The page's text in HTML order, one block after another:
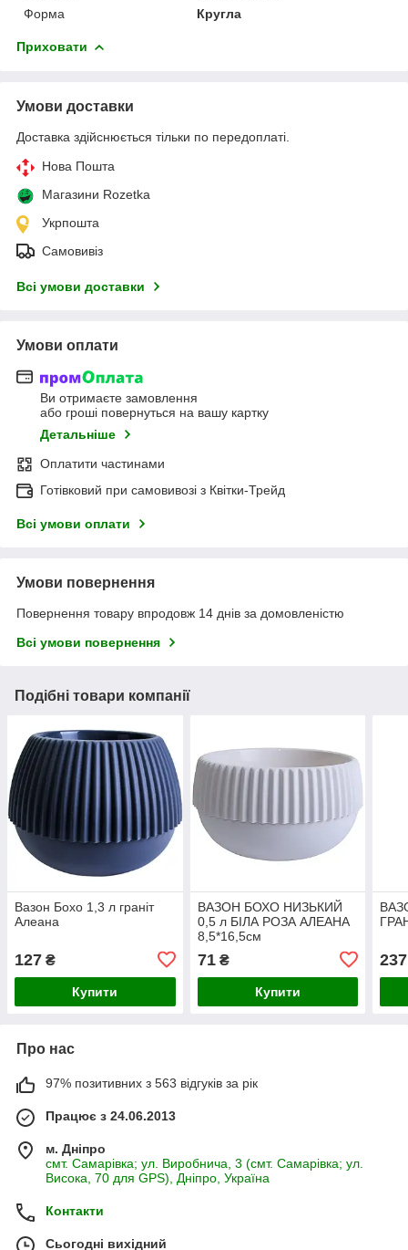
Форма
Кругла
Приховати
Умови доставки
Доставка здійснюється тільки по передоплаті.
Нова Пошта
Магазини Rozetka
Укрпошта
Самовивіз
Всі умови доставки
Умови оплати
Ви отримаєте замовлення
або гроші повернуться на вашу картку
Детальніше
Оплатити частинами
Готівковий при самовивозі з Квітки-Трейд
Всі умови оплати
Умови повернення
Повернення товару впродовж 14 днів за домовленістю
Всі умови повернення
Подібні товари компанії
Вазон Бохо 1,3 л граніт
Алеана
127 ₴
Купити
ВАЗОН БОХО НИЗЬКИЙ
0,5 л БІЛА РОЗА АЛЕАНА
8,5*16,5см
71₴
Купити
237
Про нас
97% позитивних з 563 відгуків за рік
Працює з 24.06.2013
м. Дніпро
смт. Самарівка; ул. Виробнича, 3 (смт. Самарівка; ул.
Висока, 70 для GPS), Дніпро, Україна
Контакти
Сьогодні вихідний